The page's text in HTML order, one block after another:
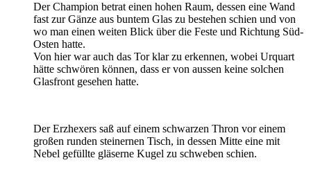
Der Champion betrat einen hohen Raum, dessen eine Wand
fast zur Gänze aus buntem Glas zu bestehen schien und von
wo man einen weiten Blick über die Feste und Richtung Süd-
Osten hatte.
Von hier war auch das Tor klar zu erkennen, wobei Urquart
hätte schwören können, dass er von aussen keine solchen
Glasfront gesehen hatte.
Der Erzhexers saß auf einem schwarzen Thron vor einem
großen runden steinernen Tisch, in dessen Mitte eine mit
Nebel gefüllte gläserne Kugel zu schweben schien.